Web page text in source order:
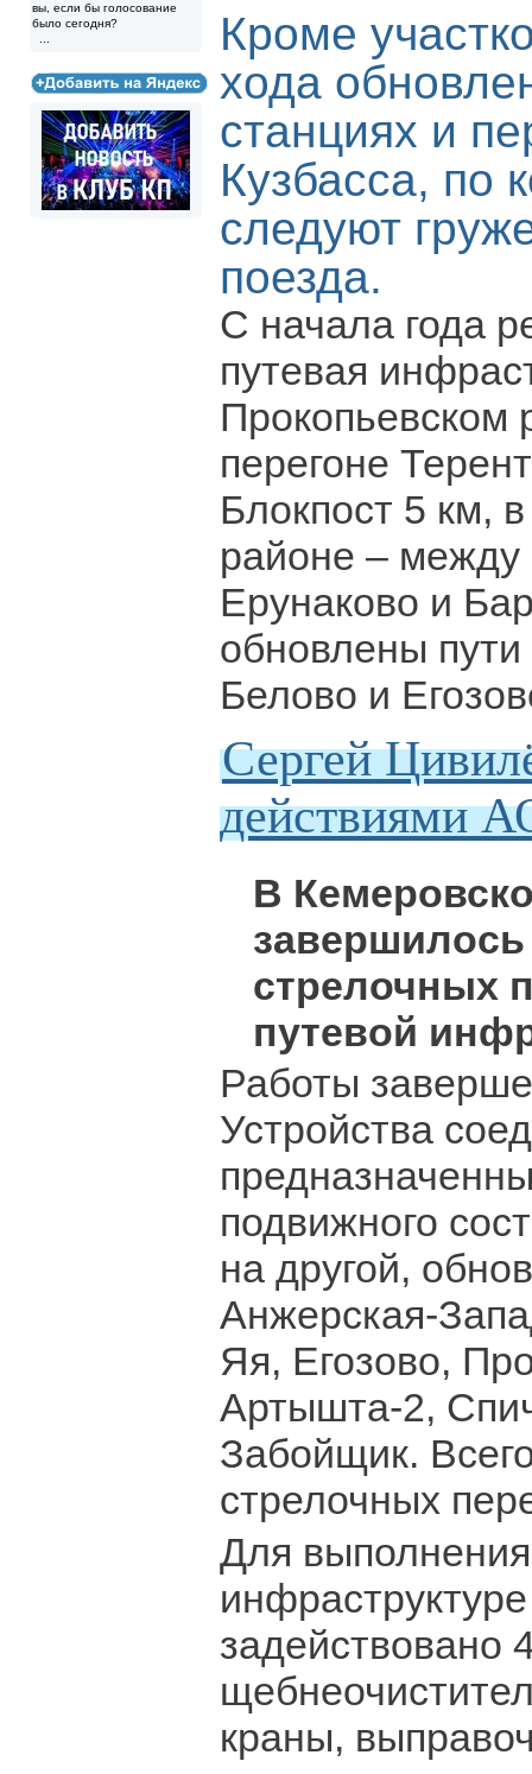
вы, если бы голосование
было сегодня?
Кроме
хода
станциях и
Кузбасса, по
следуют
поезда.
С начала года
путевая
Прокопьевском
перегоне
Блокпост 5 км,
районе – между
Ерунаково и
обновлены пути
Белово и
Сергей
действиями
В
стрелочных
путевой
Работы
Устройства
подвижного
на другой,
Анжерская-
Яя, Егозово,
Артышта-2,
Забойщик.
стрелочных
Для
задействовано
краны,